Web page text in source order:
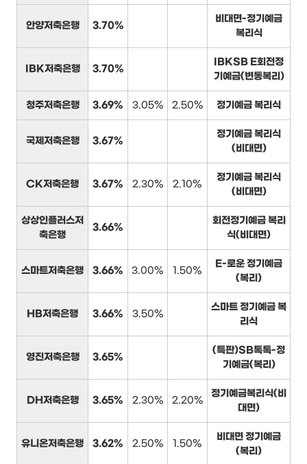
안양저축은행 3.70%
비대면-정기예금
복리식
IBK저축은행 3.70%
IBKSB E회전정
기예금(변동복리)
청주저축은행 3.69% 3.05% 2.50% 정기예금 복리식
국제저축은행 3.67%
정기예금 복리식
(비대면)
CK저축은행 3.67% 2.30% 2.10%
정기예금 복리식
(비대면)
상상인플러스저
축은행
3.66%
회전정기예금 복리
식(비대면)
스마트저축은행 3.66% 3.00% 1.50%
E-로운 정기예금
(복리)
HB저축은행 3.66% 3.50%
스마트 정기예금 복
리식
영진저축은행 3.65%
(특판)SB톡톡-정
기예금(복리)
DH저축은행 3.65% 2.30% 2.20%
정기예금복리식(비
대면)
유니온저축은행 3.62% 2.50% 1.50%
비대면 정기예금
(복리)